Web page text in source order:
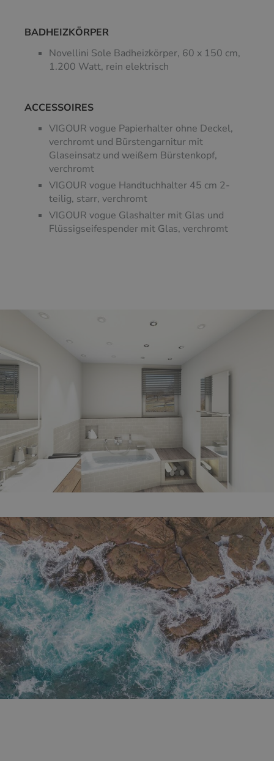
BADHEIZKÖRPER
Novellini Sole Badheizkörper, 60 x 150 cm,
1.200 Watt, rein elektrisch
ACCESSOIRES
VIGOUR vogue Papierhalter ohne Deckel,
verchromt und Bürstengarnitur mit
Glaseinsatz und weißem Bürstenkopf,
verchromt
VIGOUR vogue Handtuchhalter 45 cm 2-
teilig, starr, verchromt
VIGOUR vogue Glashalter mit Glas und
Flüssigseifespender mit Glas, verchromt